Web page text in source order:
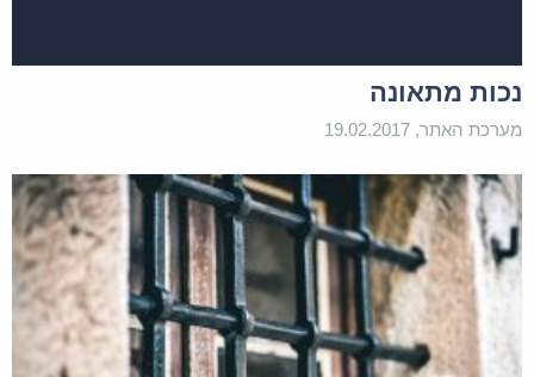
נכות מתאונה
מערכת האתר, 19.02.2017